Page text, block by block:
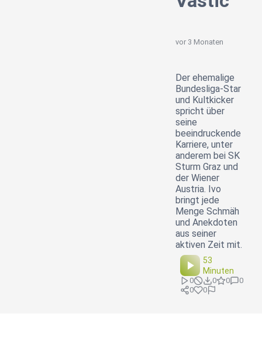
vor 3 Monaten
Der ehemalige
Bundesliga-Star
und Kultkicker
spricht über
seine
beeindruckende
Karriere, unter
anderem bei SK
Sturm Graz und
der Wiener
Austria. Ivo
bringt jede
Menge Schmäh
und Anekdoten
aus seiner
aktiven Zeit mit.
53
Minuten
0 0 0
0
0
0